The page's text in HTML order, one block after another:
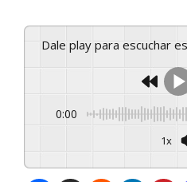
Dale play para escuchar
0:00
1x